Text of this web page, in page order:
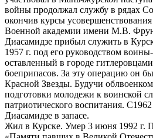
войны продолжал службу в рядах
окончив курсы
Военной академии имени М.В.
Диасамидзе прибыл служить в
1957 г. под его руководством
оставленный в городе
боеприпасов. За эту операцию он
Красной Звезды. Будучи
подготовки молодежи к воинской
патриотического воспитания.
Диасамидзе в запасе.
Жил в Курске. Умер 3 июня 1992 г.